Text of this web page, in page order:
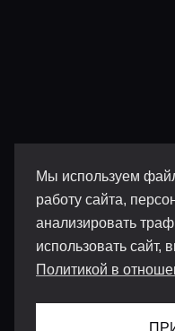
Мы используем
работу сайта,
анализировать
использовать сайт,
Политикой в